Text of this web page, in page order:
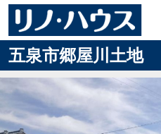
五泉市郷屋川土地